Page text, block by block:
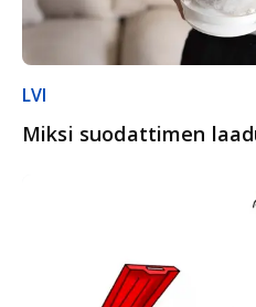
LVI
Miksi suodattimen